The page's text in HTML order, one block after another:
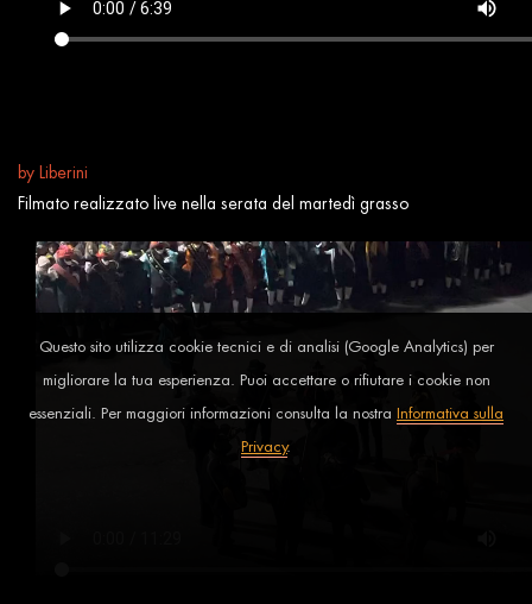
by Liberini
Filmato realizzato live nella serata del martedì grasso
Questo sito utilizza cookie tecnici e di analisi (Google Analytics) per
migliorare la tua esperienza. Puoi accettare o rifiutare i cookie non
essenziali. Per maggiori informazioni consulta la nostra Informativa sulla
Privacy.